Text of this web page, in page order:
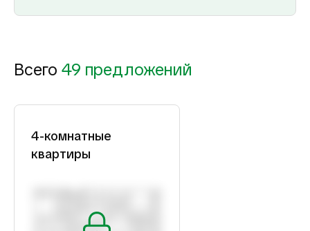
Всего 49 предложений
4-комнатные
квартиры